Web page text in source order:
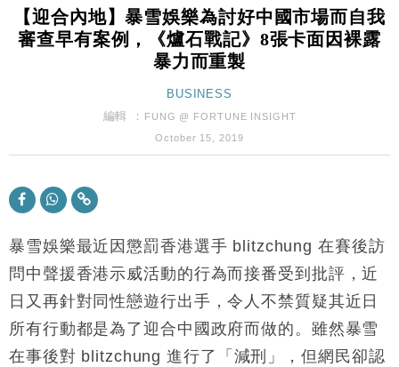
11:12
國際｜特朗普料美伊戰事快結束 承認部分彈藥庫存緊
張
財經｜SA售股自救後再出手 斥4億美元押注未上市公
財經｜華僑銀行上半年淨利創新高 中期息增15%至
17:33
財經｜滙豐上調香港今年GDP預測至4.5% 看好貿易
16:47
本地｜假冒內地執法人員要求交「保證金」 43歲女子
損失近6900萬元
16:05
財經｜日經失守6.5萬點後回穩 全周仍升近2%
財經｜恒隆10月換帥 玩具「反」斗城亞洲CEO蔡德
粦接任
15:11
財經｜韓股反覆波動收跌 連挫7周創逾3年最長跌勢
【迎合內地】暴雪娛樂為討好中國市場而自我
審查早有案例，《爐石戰記》8張卡面因裸露
暴力而重製
BUSINESS
編輯 ：
FUNG @ FORTUNE INSIGHT
October 15, 2019
暴雪娛樂最近因懲罰香港選手 blitzchung 在賽後訪
問中聲援香港示威活動的行為而接番受到批評，近
日又再針對同性戀遊行出手，令人不禁質疑其近日
所有行動都是為了迎合中國政府而做的。雖然暴雪
在事後對 blitzchung 進行了「減刑」，但網民卻認